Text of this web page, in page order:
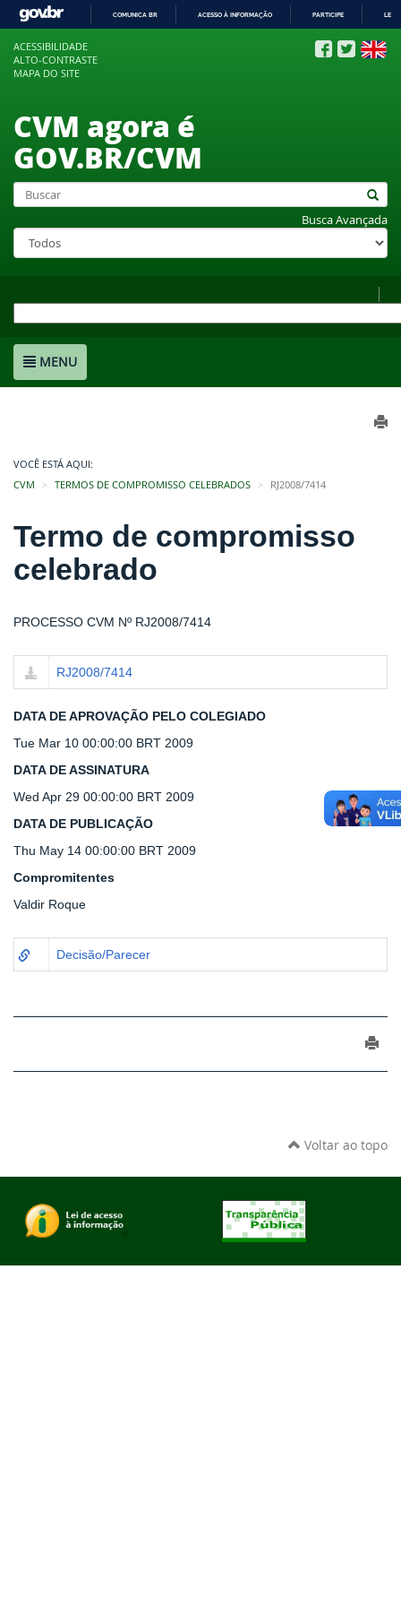
COMUNICA BR ACESSO À INFORMAÇÃO PARTICIPE
ACESSIBILIDADE
ALTO-CONTRASTE
MAPA DO SITE
CVM agora é
GOV.BR/CVM
Busca Avançada
MENU
VOCÊ ESTÁ AQUI:
CVM
TERMOS DE COMPROMISSO CELEBRADOS RJ2008/7414
Termo de compromisso
celebrado
PROCESSO CVM Nº RJ2008/7414
RJ2008/7414
DATA DE APROVAÇÃO PELO COLEGIADO
Tue Mar 10 00:00:00 BRT 2009
DATA DE ASSINATURA
Wed Apr 29 00:00:00 BRT 2009
DATA DE PUBLICAÇÃO
Thu May 14 00:00:00 BRT 2009
Compromitentes
Valdir Roque
Decisão/Parecer
Voltar ao topo